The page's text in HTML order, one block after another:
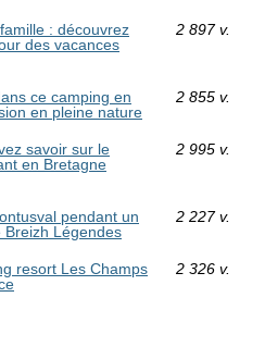
: découvrez
des vacances
2 897 v.
ce camping en
en pleine nature
2 855 v.
savoir sur le
en Bretagne
2 995 v.
pendant un
Breizh Légendes
2 227 v.
resort Les Champs
2 326 v.